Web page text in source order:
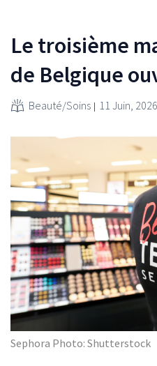
Le troisième
de Belgique
Beauté/Soins 11 Juin, 2026
Sephora Photo: Shutterstock